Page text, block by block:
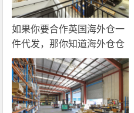
如果你要合作英国海外仓一
件代发，那你知道海外仓仓
储费应该怎么算吗？